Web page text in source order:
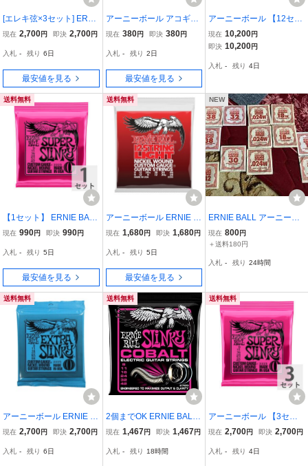
[エレキ弦×3セット] ERNI
E BALL 2223 ×3 SUPER
ボール 定番エレキギター
弦 スーパースリンキー
現在 2,700円 即決 2,700円
入札 - 残り 6日
最安値を見る
アーニーボール アコギ弦
/ エレキギター弦 バラ 1本
STEEL ギター 弦 バラ売
り ERNIE BALL
現在 380円 即決 380円
入札 - 残り 2日
最安値を見る
アーニーボール 【12セッ
ト】 ERNIE BALL 09-42
Super Slinky (2223) エレ
現在 10,200円
即決 10,200円
入札 - 残り 4日
送料無料
【1セット】 ERNIE BALL
アーニーボール 09-42 Su
ギター弦
現在 990円 即決 990円
入札 - 残り 5日
最安値を見る
送料無料
アーニーボール ERNIE B
ALL 2233 Light 12-String
e エレキギター弦
現在 1,680円 即決 1,680円
入札 - 残り 5日
最安値を見る
NEW
ERNIE BALL アーニーボ
ール エレキギター弦 いろ
いろ
現在 800円
＋送料180円
入札 - 残り 24時間
送料無料
アーニーボール ERNIE B
ALL 2225 Extra Slinky エ
現在 2,700円 即決 2,700円
入札 - 残り 6日
送料無料
2個までOK ERNIE BALL
2723 エレキギター弦 (09-
NKY コバルトスーパース
現在 1,467 円 即決 1,467 円
入札 - 残り 18時間
送料無料
アーニーボール 【3セッ
ト】 ERNIE BALL 09-42
キギター弦
現在 2,700円 即決 2,700円
入札 - 残り 4日